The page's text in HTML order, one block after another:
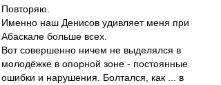
Повторяю.
Именно наш Денисов удивляет меня при
Абаскале больше всех.
Вот совершенно ничем не выделялся в
молодёжке в опорной зоне - постоянные
ошибки и нарушения. Болтался, как ... в